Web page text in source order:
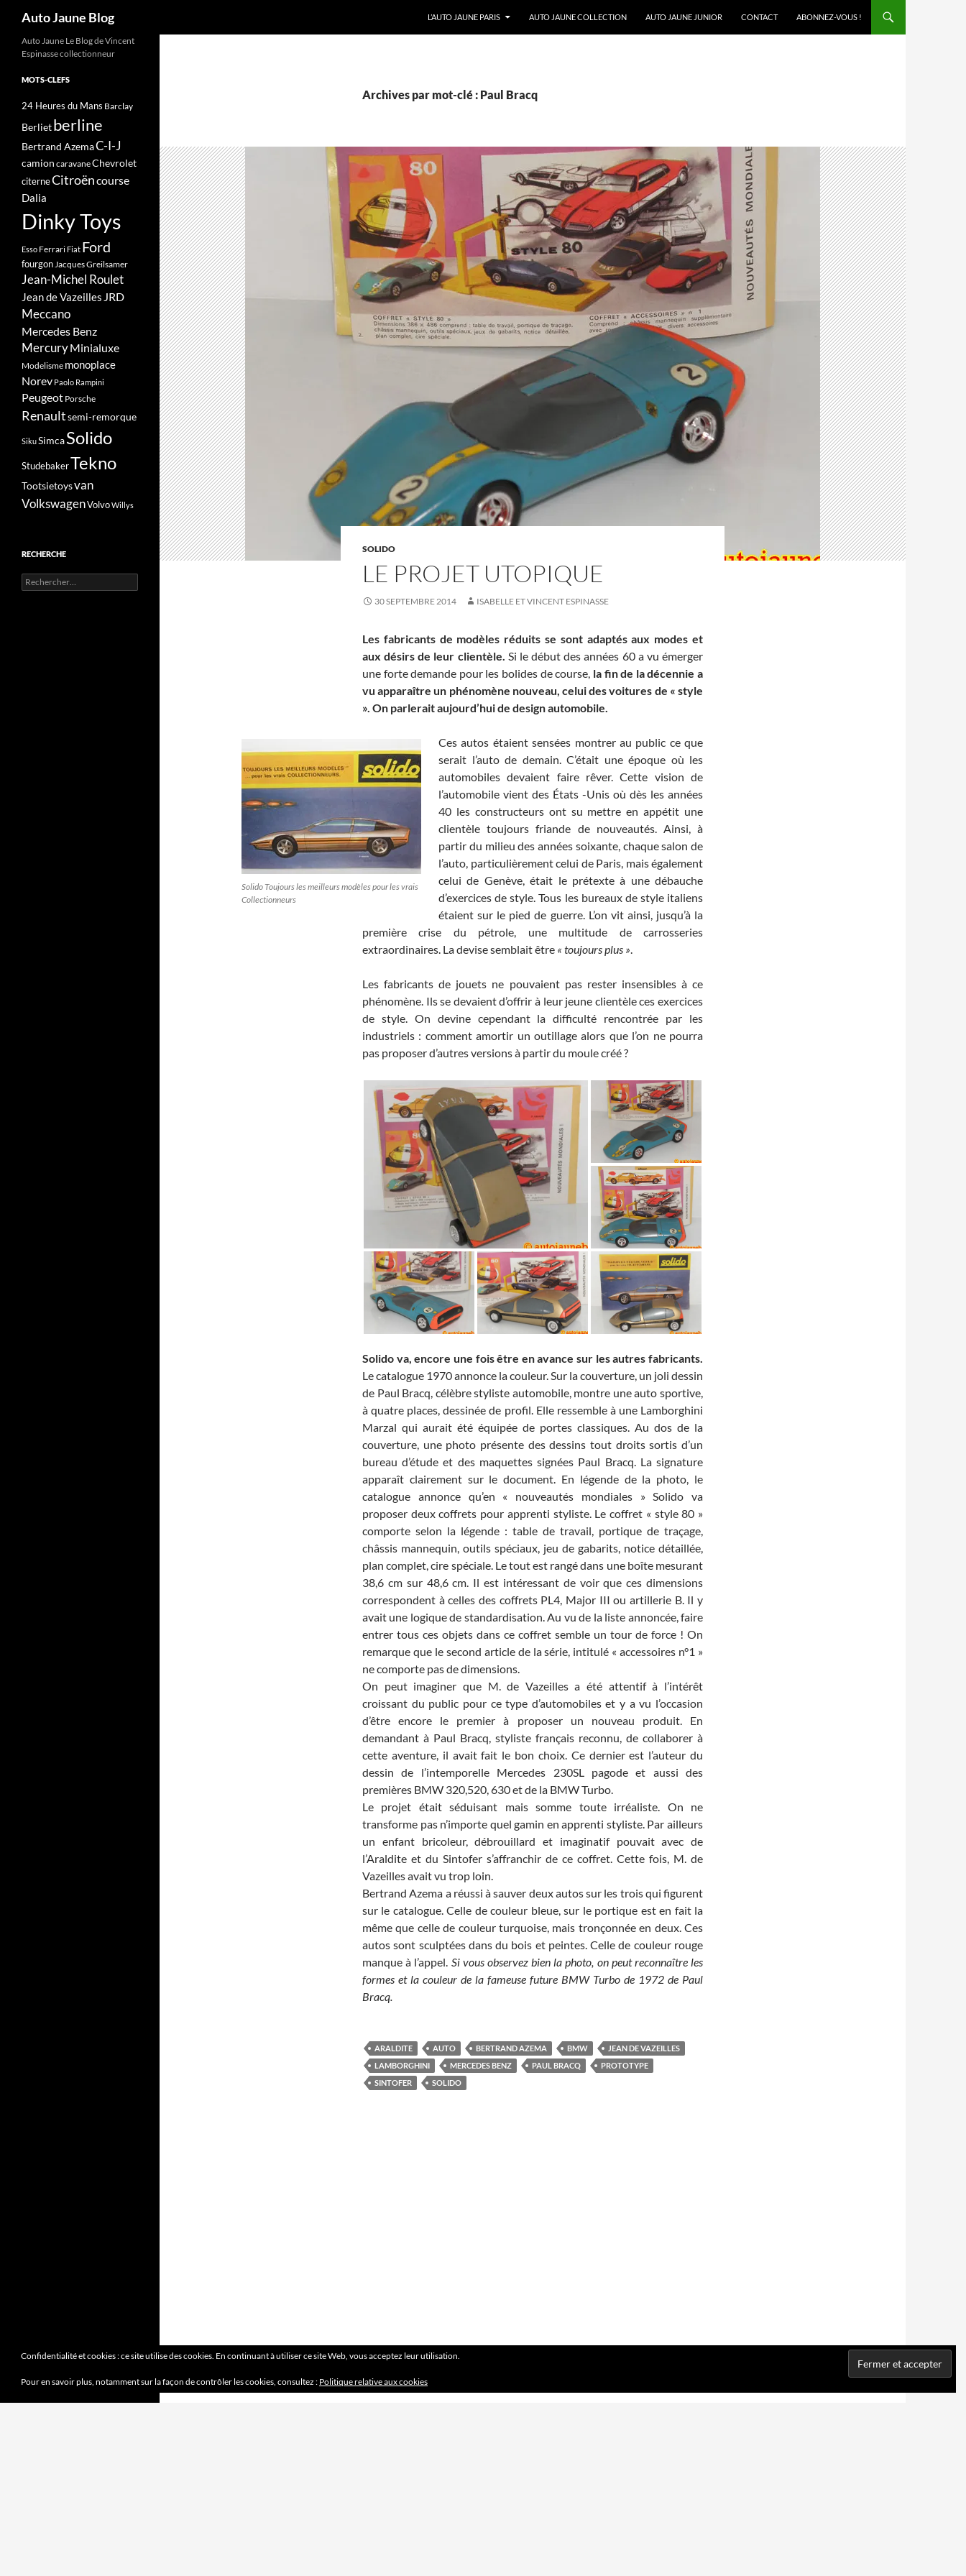
Auto Jaune Blog
L’AUTO JAUNE PARIS
AUTO JAUNE COLLECTION AUTO JAUNE JUNIOR CONTACT ABONNEZ-VOUS !
Archives par mot-clé : Paul Bracq
SOLIDO
LE PROJET UTOPIQUE
30 SEPTEMBRE 2014 ISABELLE ET VINCENT ESPINASSE
Les fabricants de modèles réduits se sont adaptés aux modes et
aux désirs de leur clientèle. Si le début des années 60 a vu émerger
une forte demande pour les bolides de course, la fin de la décennie a
vu apparaître un phénomène nouveau, celui des voitures de « style
». On parlerait aujourd’hui de design automobile.
Solido Toujours les meilleurs modèles pour les vrais
Collectionneurs
Ces autos étaient sensées montrer au public ce que
serait l’auto de demain. C’était une époque où les
automobiles devaient faire rêver. Cette vision de
l’automobile vient des États -Unis où dès les années
40 les constructeurs ont su mettre en appétit une
clientèle toujours friande de nouveautés. Ainsi, à
partir du milieu des années soixante, chaque salon de
l’auto, particulièrement celui de Paris, mais également
celui de Genève, était le prétexte à une débauche
d’exercices de style. Tous les bureaux de style italiens
étaient sur le pied de guerre. L’on vit ainsi, jusqu’à la
première crise du pétrole, une multitude de carrosseries
extraordinaires. La devise semblait être « toujours plus ».
Les fabricants de jouets ne pouvaient pas rester insensibles à ce
phénomène. Ils se devaient d’offrir à leur jeune clientèle ces exercices
de style. On devine cependant la difficulté rencontrée par les
industriels : comment amortir un outillage alors que l’on ne pourra
pas proposer d’autres versions à partir du moule créé ?
Solido va, encore une fois être en avance sur les autres fabricants.
Le catalogue 1970 annonce la couleur. Sur la couverture, un joli dessin
de Paul Bracq, célèbre styliste automobile, montre une auto sportive,
à quatre places, dessinée de profil. Elle ressemble à une Lamborghini
Marzal qui aurait été équipée de portes classiques. Au dos de la
couverture, une photo présente des dessins tout droits sortis d’un
bureau d’étude et des maquettes signées Paul Bracq. La signature
apparaît clairement sur le document. En légende de la photo, le
catalogue annonce qu’en « nouveautés mondiales » Solido va
proposer deux coffrets pour apprenti styliste. Le coffret « style 80 »
comporte selon la légende : table de travail, portique de traçage,
châssis mannequin, outils spéciaux, jeu de gabarits, notice détaillée,
plan complet, cire spéciale. Le tout est rangé dans une boîte mesurant
38,6 cm sur 48,6 cm. Il est intéressant de voir que ces dimensions
correspondent à celles des coffrets PL4, Major III ou artillerie B. Il y
avait une logique de standardisation. Au vu de la liste annoncée, faire
entrer tous ces objets dans ce coffret semble un tour de force ! On
remarque que le second article de la série, intitulé « accessoires n°1 »
ne comporte pas de dimensions.
On peut imaginer que M. de Vazeilles a été attentif à l’intérêt
croissant du public pour ce type d’automobiles et y a vu l’occasion
d’être encore le premier à proposer un nouveau produit. En
demandant à Paul Bracq, styliste français reconnu, de collaborer à
cette aventure, il avait fait le bon choix. Ce dernier est l’auteur du
dessin de l’intemporelle Mercedes 230SL pagode et aussi des
premières BMW 320,520, 630 et de la BMW Turbo.
Le projet était séduisant mais somme toute irréaliste. On ne
transforme pas n’importe quel gamin en apprenti styliste. Par ailleurs
un enfant bricoleur, débrouillard et imaginatif pouvait avec de
l’Araldite et du Sintofer s’affranchir de ce coffret. Cette fois, M. de
Vazeilles avait vu trop loin.
Bertrand Azema a réussi à sauver deux autos sur les trois qui figurent
sur le catalogue. Celle de couleur bleue, sur le portique est en fait la
même que celle de couleur turquoise, mais tronçonnée en deux. Ces
autos sont sculptées dans du bois et peintes. Celle de couleur rouge
manque à l’appel. Si vous observez bien la photo, on peut reconnaître les
formes et la couleur de la fameuse future BMW Turbo de 1972 de Paul
Bracq.
ARALDITE AUTO BERTRAND AZEMA BMW
JEAN DE VAZEILLES
LAMBORGHINI
MERCEDES BENZ PAUL BRACQ
PROTOTYPE
SINTOFER
SOLIDO
Auto Jaune Le Blog de Vincent
Espinasse collectionneur
MOTS-CLEFS
24 Heures du Mans Barclay
Berlietberline
Bertrand AzemaC-I-J
camion caravaneChevrolet
citerneCitroëncourse
Dalia
Dinky Toys
Esso Ferrari Fiat Ford
fourgonJacques Greilsamer
Jean-Michel Roulet
Jean de Vazeilles JRD
Meccano
Mercedes Benz
MercuryMinialuxe
Modelisme monoplace
Norev Paolo Rampini
Peugeot Porsche
Renaultsemi-remorque
SikuSimcaSolido
StudebakerTekno
Tootsietoysvan
VolkswagenVolvoWillys
RECHERCHE
Rechercher :
Confidentialité et cookies : ce site utilise des cookies. En continuant à utiliser ce site Web, vous acceptez leur utilisation.
Pour en savoir plus, notamment sur la façon de contrôler les cookies, consultez : Politique relative aux cookies